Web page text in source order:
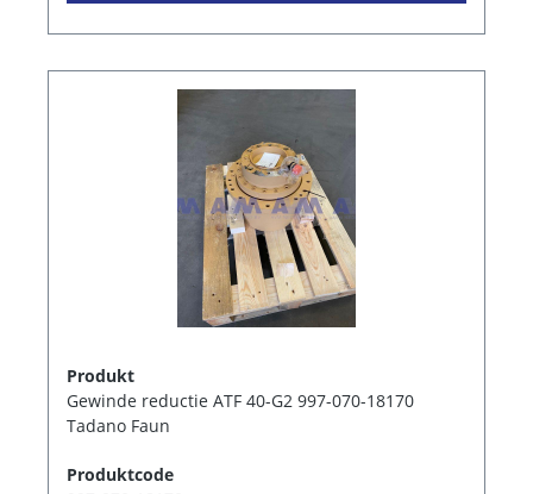
Produkt
Gewinde reductie ATF 40-G2 997-070-18170
Tadano Faun
Produktcode